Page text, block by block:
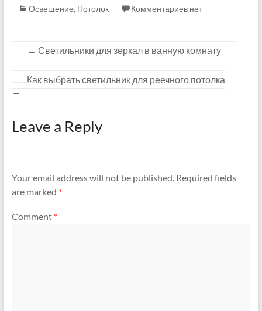
Освещение, Потолок Комментариев нет
← Светильники для зеркал в ванную комнату
Как выбрать светильник для реечного потолка
→
Leave a Reply
Your email address will not be published. Required fields
are marked *
Comment *